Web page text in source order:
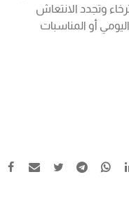
وتجدد الانتعاش
أو المناسبات